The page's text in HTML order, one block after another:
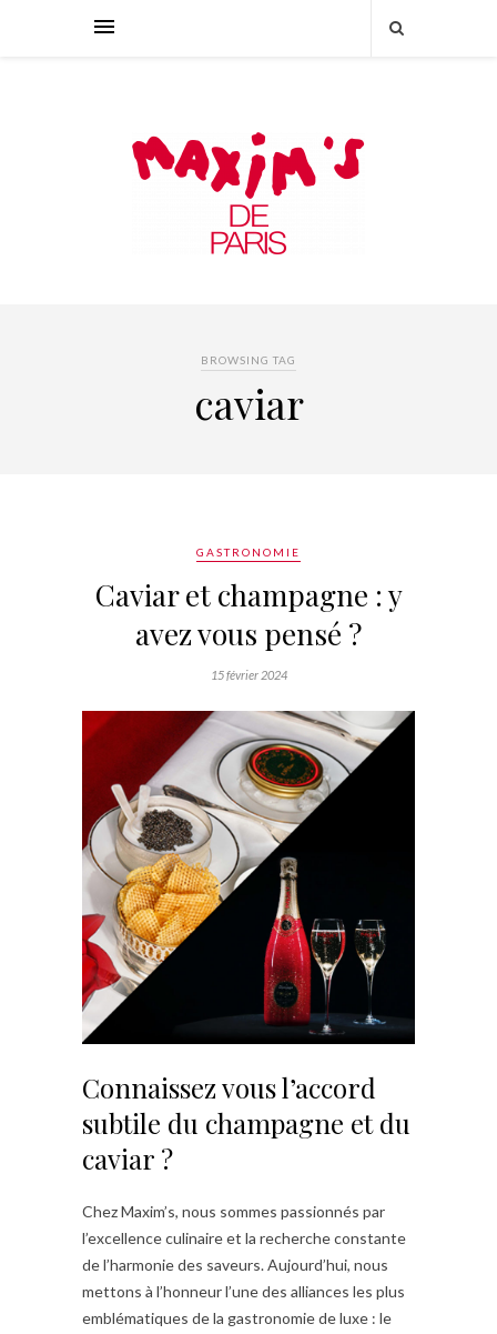
BROWSING TAG
caviar
GASTRONOMIE
Caviar et champagne : y
avez vous pensé ?
15 février 2024
Connaissez vous l’accord
subtile du champagne et du
caviar ?
Chez Maxim’s, nous sommes passionnés par
l’excellence culinaire et la recherche constante
de l’harmonie des saveurs. Aujourd’hui, nous
mettons à l’honneur l’une des alliances les plus
emblématiques de la gastronomie de luxe : le